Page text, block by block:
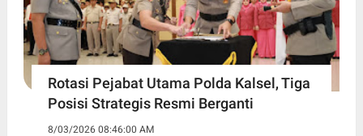
Rotasi Pejabat Utama Polda Kalsel, Tiga
Posisi Strategis Resmi Berganti
8/03/2026 08:46:00 AM